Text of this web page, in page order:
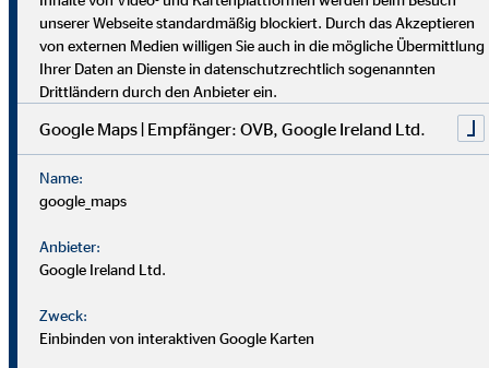
Wissen praktisch an. Nach einer Job-Pause kannst du flexibel
einsteigen, und Finanzprofis finden bei uns neue Chancen.
unserer Webseite standardmäßig blockiert. Durch das Akzeptieren
von externen Medien willigen Sie auch in die mögliche Übermittlung
Ihrer Daten an Dienste in datenschutzrechtlich sogenannten
Drittländern durch den Anbieter ein.
Google Maps | Empfänger: OVB, Google Ireland Ltd.
Name:
google_maps
Anbieter:
Google Ireland Ltd.
Zweck:
Einbinden von interaktiven Google Karten